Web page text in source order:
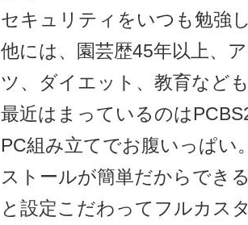
セキュリティをいつも勉強
他には、園芸歴45年以上、
ツ、ダイエット、教育など
最近はまっているのは
PC組み立てでお腹いっぱい
ストールが簡単だからでき
と設定こだわってフルカス